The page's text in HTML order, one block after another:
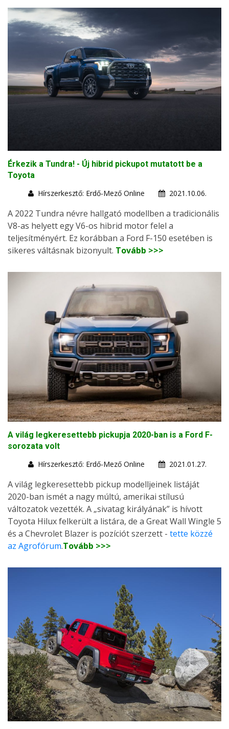
Érkezik a Tundra! - Új hibrid pickupot mutatott be a
Toyota
Hírszerkesztő: Erdő-Mező Online
2021.10.06.
A 2022 Tundra névre hallgató modellben a tradicionális
V8-as helyett egy V6-os hibrid motor felel a
teljesítményért. Ez korábban a Ford F-150 esetében is
sikeres váltásnak bizonyult. Tovább >>>
A világ legkeresettebb pickupja 2020-ban is a Ford F-
sorozata volt
Hírszerkesztő: Erdő-Mező Online
2021.01.27.
A világ legkeresettebb pickup modelljeinek listáját
2020-ban ismét a nagy múltú, amerikai stílusú
változatok vezették. A „sivatag királyának” is hívott
Toyota Hilux felkerült a listára, de a Great Wall Wingle 5
és a Chevrolet Blazer is pozíciót szerzett - tette közzé
az Agrofórum.Tovább >>>